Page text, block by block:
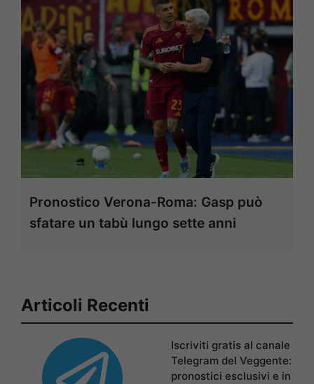
Pronostico Verona-Roma: Gasp può
sfatare un tabù lungo sette anni
Articoli Recenti
Iscriviti gratis al canale
Telegram del Veggente:
pronostici esclusivi e in